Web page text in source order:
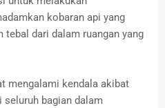
kobaran api yang
dari dalam ruangan yang
mengalami kendala akibat
seluruh bagian dalam